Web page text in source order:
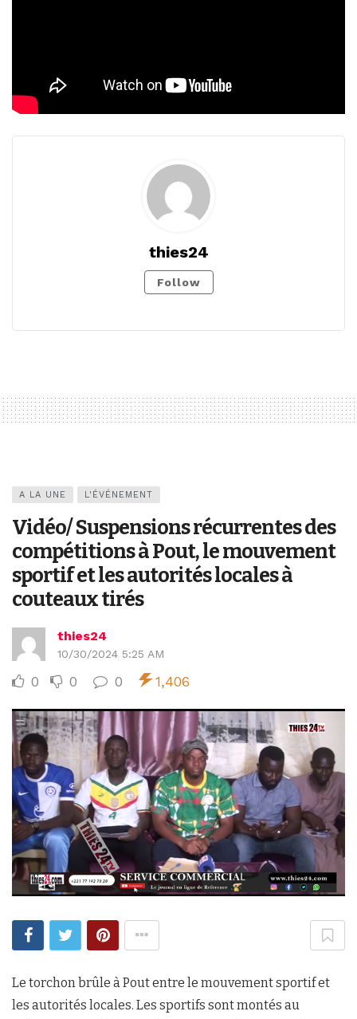
thies24
Follow
A LA UNE L'ÉVÉNEMENT
Vidéo/ Suspensions récurrentes des
compétitions à Pout, le mouvement
sportif et les autorités locales à
couteaux tirés
thies24
10/30/2024 5:25 AM
0 0 0 1,406
Le torchon brûle à Pout entre le mouvement sportif et
les autorités locales. Les sportifs sont montés au